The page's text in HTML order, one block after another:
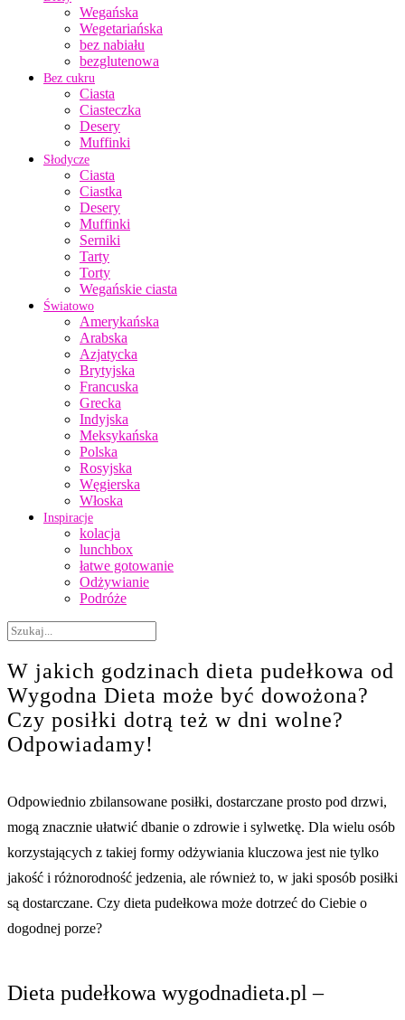
Wegańska
Wegetariańska
bez nabiału
bezglutenowa
Bez cukru
Ciasta
Ciasteczka
Desery
Muffinki
Słodycze
Ciasta
Ciastka
Desery
Muffinki
Serniki
Tarty
Torty
Wegańskie ciasta
Światowo
Amerykańska
Arabska
Azjatycka
Brytyjska
Francuska
Grecka
Indyjska
Meksykańska
Polska
Rosyjska
Węgierska
Włoska
Inspiracje
kolacja
lunchbox
łatwe gotowanie
Odżywianie
Podróże
W jakich godzinach dieta pudełkowa od
Wygodna Dieta może być dowożona?
Czy posiłki dotrą też w dni wolne?
Odpowiadamy!
Odpowiednio zbilansowane posiłki, dostarczane prosto pod drzwi,
mogą znacznie ułatwić dbanie o zdrowie i sylwetkę. Dla wielu osób
korzystających z takiej formy odżywiania kluczowa jest nie tylko
jakość i różnorodność jedzenia, ale również to, w jaki sposób posiłki
są dostarczane. Czy dieta pudełkowa może dotrzeć do Ciebie o
dogodnej porze?
Dieta pudełkowa wygodnadieta.pl –